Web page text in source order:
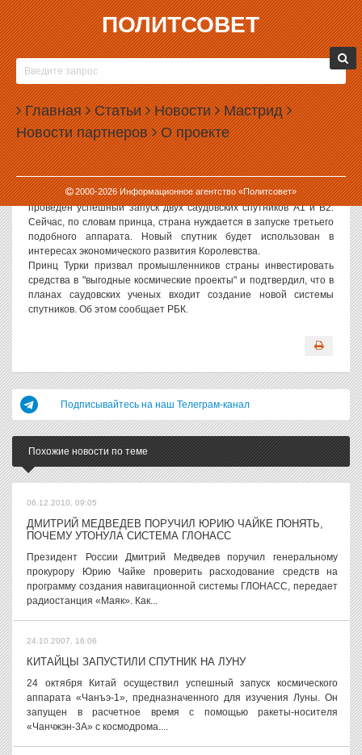
ПОЛИТСОВЕТ
Главная Статьи Новости Мастрид
Новости партнеров О проекте
2000-2026Информационное агентство «Политсовет»
26.08.2002, 13:18
РОССИЯ ЗАПУСТИТ АРАБСКИЙ СПУТНИК
Саудовская Аравия намерена запустить на околоземную орбиту
с помощью российского ракетоносителя свой третий спутник. Как
сообщает IRNA, запуск состоится в ноябре 2002 года с
космодрома Байконур.
Как отметил руководитель Королевского Института космических
исследований Саудовской Аравии принц Турки ибн Сауд ибн
Мухаммад, 26 сентября 2000 года с помощью России был
проведен успешный запуск двух саудовских спутников A1 и B2.
Сейчас, по словам принца, страна нуждается в запуске третьего
подобного аппарата. Новый спутник будет использован в
интересах экономического развития Королевства.
Принц Турки призвал промышленников страны инвестировать
средства в "выгодные космические проекты" и подтвердил, что в
планах саудовских ученых входит создание новой системы
спутников. Об этом сообщает РБК.
Подписывайтесь на наш Телеграм-канал
Похожие новости по теме
06.12.2010, 09:05
ДМИТРИЙ МЕДВЕДЕВ ПОРУЧИЛ ЮРИЮ ЧАЙКЕ ПОНЯТЬ,
ПОЧЕМУ УТОНУЛА СИСТЕМА ГЛОНАСС
Президент России Дмитрий Медведев поручил генеральному
прокурору Юрию Чайке проверить расходование средств на
программу создания навигационной системы ГЛОНАСС, передает
радиостанция «Маяк». Как...
24.10.2007, 16:06
КИТАЙЦЫ ЗАПУСТИЛИ СПУТНИК НА ЛУНУ
24 октября Китай осуществил успешный запуск космического
аппарата «Чанъэ-1», предназначенного для изучения Луны. Он
запущен в расчетное время с помощью ракеты-носителя
«Чанчжэн-3А» с космодрома....